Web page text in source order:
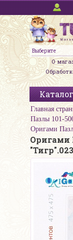
Выберите
О
Каталог
Главная
Пазлы 101-
Оригами
Оригами